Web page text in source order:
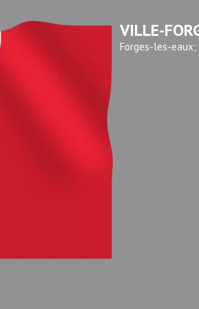
VILLE-
Forges-les-eaux;